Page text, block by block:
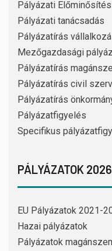
Pályázati Előminősítés
Pályázati tanácsadás
Pályázatírás
Mezőgazdasági
Pályázatírás
Pályázatírás civil
Pályázatírás
Pályázatfigyelés
Specifikus
PÁLYÁZATOK 2026
EU Pályázatok 2021-
Hazai pályázatok
Pályázatok